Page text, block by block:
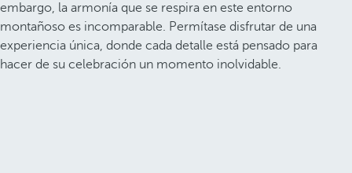
embargo, la armonía que se respira en este entorno
montañoso es incomparable. Permítase disfrutar de una
experiencia única, donde cada detalle está pensado para
hacer de su celebración un momento inolvidable.